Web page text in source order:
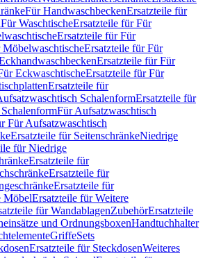
Für HandwaschbeckenErsatzteile für
Für WaschtischeErsatzteile für Für
Ersatzteile für Für
MöbelwaschtischeErsatzteile für Für
Ersatzteile für Für
EckwaschtischeErsatzteile für Für
Ersatzteile für
SchalenformErsatzteile für
Für Aufsatzwaschtisch
Für Aufsatzwaschtisch
Ersatzteile für SeitenschränkeNiedrige
für Niedrige
Ersatzteile für
Ersatzteile für
Ersatzteile für
MöbelErsatzteile für Weitere
für WandablagenZubehörErsatzteile
und OrdnungsboxenHandtuchhalter
GriffeSets
Ersatzteile für SteckdosenWeiteres